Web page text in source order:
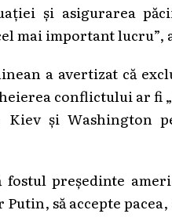
și asigurarea
mai important lucru”,
a avertizat că
conflictului ar fi
și Washington
președinte
să accepte